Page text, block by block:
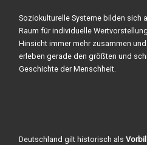
Soziokulturelle Systeme bilden sich
Raum für individuelle
Hinsicht immer mehr zusammen
erleben gerade den größten und
Geschichte der Menschheit.
Deutschland gilt historisch als